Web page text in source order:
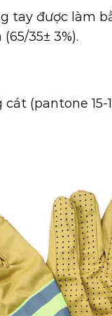
tay được làm
35± 3%).
(pantone 15-